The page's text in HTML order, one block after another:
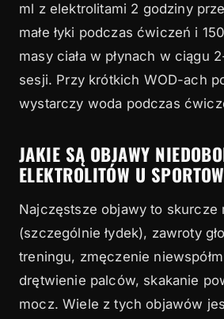
ml z elektrolitami 2 godziny
małe łyki podczas ćwiczeń i
masy ciała w płynach w ciągu
sesji. Przy krótkich WOD-ach
wystarczy woda podczas
JAKIE SĄ OBJAWY
ELEKTROLITÓW U
Najczęstsze objawy to skurcze
(szczególnie łydek), zawroty
treningu, zmęczenie
drętwienie palców, skakanie
mocz. Wiele z tych objawów